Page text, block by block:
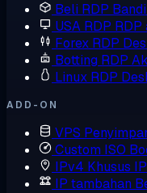
Beli RDP
USA RDP RDP
Forex RDP
Botting RDP
Linux RDP
ADD-ON
VPS
Custom ISO
IPv4 Khusus
IP tambahan